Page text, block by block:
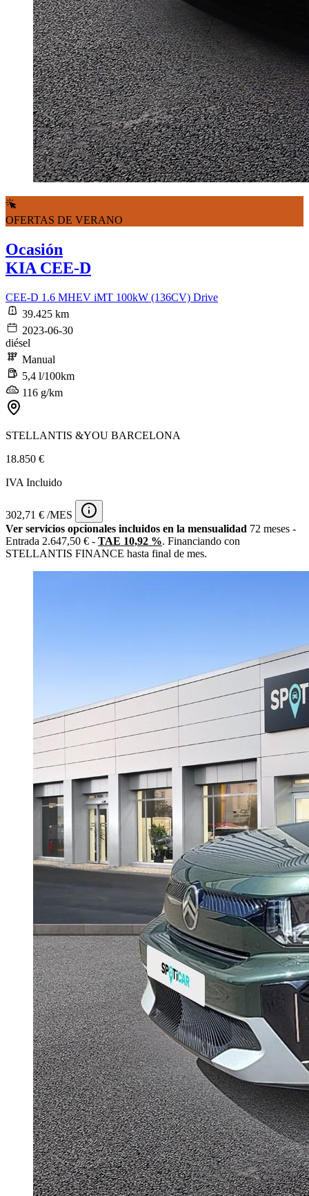
OFERTAS DE VERANO
Ocasión
KIA CEE-D
CEE-D 1.6 MHEV iMT 100kW (136CV) Drive
39.425 km
2023-06-30
diésel
Manual
5,4 l/100km
116 g/km
STELLANTIS &YOU BARCELONA
18.850 €
IVA Incluido
302,71 € /MES
Ver servicios opcionales incluidos en la mensualidad 72 meses -
Entrada 2.647,50 € - TAE 10,92 %. Financiando con
STELLANTIS FINANCE hasta final de mes.